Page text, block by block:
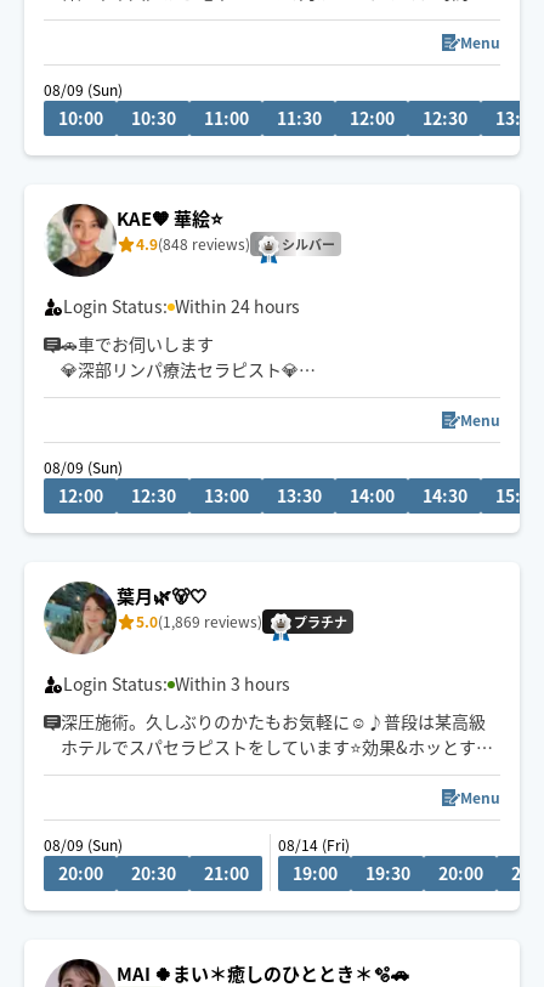
余裕を持ってご予約ください✨🙏
朝10時より前のご予約は、前日にお願いいたします。
リラクゼーションサロン、エステサロン、自宅サロンな
ど、セラピスト歴は10年です😊
揉みほぐし
ストレッチ
ヘッドマッサージ
［オイルあり)
ボディ
東洋式リフレクソロジー(足裏)
フェイシャル
Menu
08/09 (Sun)
10:00 10:30 11:00 11:30 12:00 12:30 13:00
KAE🧡 華絵⭐️
4.9(848 reviews) シルバー
Login Status: Within 24 hours
🚗車でお伺いします
💎深部リンパ療法セラピスト💎
笑顔と癒しの時間を大切にしています😊
深部リンパ療法で身体の巡りを整え、軽やかな毎日へ✨
肩こり・むくみ・疲労感・ストレスケアに◎
初めての方もお気軽にご利用ください🤗
Menu
08/09 (Sun)
12:00 12:30 13:00 13:30 14:00 14:30 15:00
葉月🌿🐻🤍
5.0(1,869 reviews) プラチナ
Login Status: Within 3 hours
深圧施術。久しぶりのかたもお気軽に☺️♪普段は某高級
ホテルでスパセラピストをしています⭐️効果&ホッとする
気持ち良さをご堪能下さい🌿120分〜＋脳疲労＆眼精疲労
付き🌿全身スッキリ軽くなります🙆‍♀️✨頑固な首肩こり腰痛
自律神経不調/ゴルフ好きのお客様も多いです👏
Menu
08/09 (Sun)
20:00 20:30 21:00
08/14 (Fri)
19:00 19:30 20:00
MAI 🍀まい＊癒しのひととき＊🫧🚗